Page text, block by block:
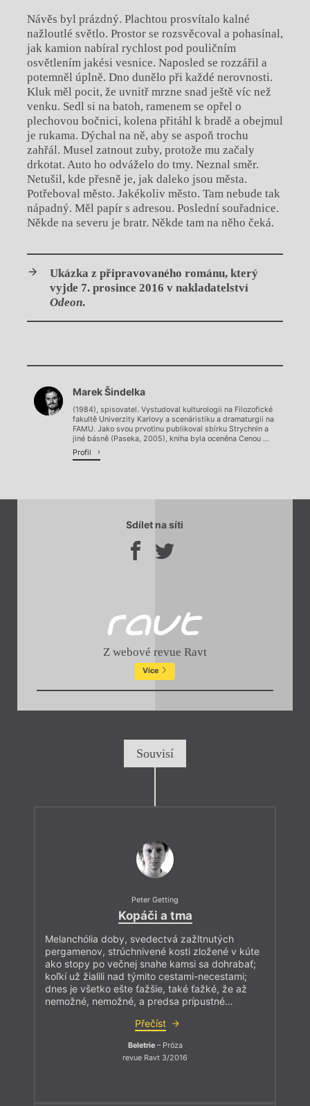
Návěs byl prázdný. Plachtou prosvítalo kalné
nažloutlé světlo. Prostor se rozsvěcoval a pohasínal,
jak kamion nabíral rychlost pod pouličním
osvětlením jakési vesnice. Naposled se rozzářil a
potemněl úplně. Dno dunělo při každé nerovnosti.
Kluk měl pocit, že uvnitř mrzne snad ještě víc než
venku. Sedl si na batoh, ramenem se opřel o
plechovou bočnici, kolena přitáhl k bradě a obejmul
je rukama. Dýchal na ně, aby se aspoň trochu
zahřál. Musel zatnout zuby, protože mu začaly
drkotat. Auto ho odváželo do tmy. Neznal směr.
Netušil, kde přesně je, jak daleko jsou města.
Potřeboval město. Jakékoliv město. Tam nebude tak
nápadný. Měl papír s adresou. Poslední souřadnice.
Někde na severu je bratr. Někde tam na něho čeká.
Ukázka z připravovaného románu, který
vyjde 7. prosince 2016 v nakladatelství
Odeon.
Chviličku.
Načítá se.
Marek Šindelka
(1984), spisovatel. Vystudoval kulturologii na Filozofické
fakultě Univerzity Karlovy a scenáristiku a dramaturgii na
FAMU. Jako svou prvotinu publikoval sbírku Strychnin a
jiné básně (Paseka, 2005), kniha byla oceněna Cenou ...
Profil
Sdílet na síti
Z webové revue Ravt
Více
Souvisí
Peter Getting
Kopáči a tma
Melanchólia doby, svedectvá zažltnutých
pergamenov, strúchnivené kosti zložené v kúte
ako stopy po večnej snahe kamsi sa dohrabať;
koľkí už žialili nad týmito cestami-necestami;
dnes je všetko ešte ťažšie, také ťažké, že až
nemožné, nemožné, a predsa prípustné…
Přečíst
Beletrie– Próza
revue Ravt 3/2016